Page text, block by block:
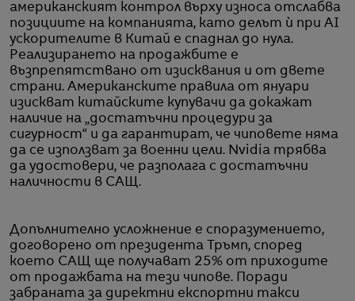
американският контрол върху износа отслабва
позициите на компанията, като делът ѝ при AI
ускорителите в Китай е спаднал до нула.
Реализирането на продажбите е
възпрепятствано от изисквания и от двете
страни. Американските правила от януари
изискват китайските купувачи да докажат
наличие на „достатъчни процедури за
сигурност“ и да гарантират, че чиповете няма
да се използват за военни цели. Nvidia трябва
да удостовери, че разполага с достатъчни
наличности в САЩ.
Допълнително усложнение е споразумението,
договорено от президента Тръмп, според
което САЩ ще получават 25% от приходите
от продажбата на тези чипове. Поради
забраната за директни експортни такси